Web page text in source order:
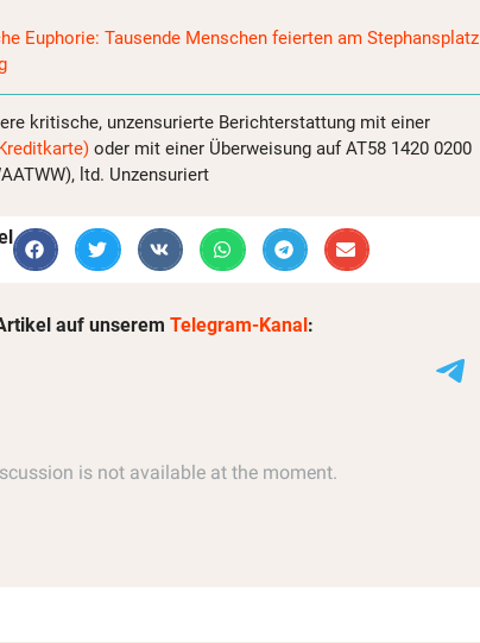
Euphorie: Tausende Menschen feierten am Stephansplatz
kritische, unzensurierte Berichterstattung mit einer
oder mit einer Überweisung auf AT58 1420 0200
ltd. Unzensuriert
auf unserem Telegram-Kanal: